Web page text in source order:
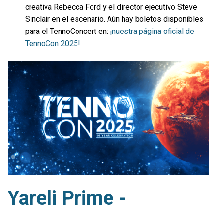
creativa Rebecca Ford y el director ejecutivo Steve
Sinclair en el escenario. Aún hay boletos disponibles
para el TennoConcert en: ¡nuestra página oficial de
TennoCon 2025!
Yareli Prime -